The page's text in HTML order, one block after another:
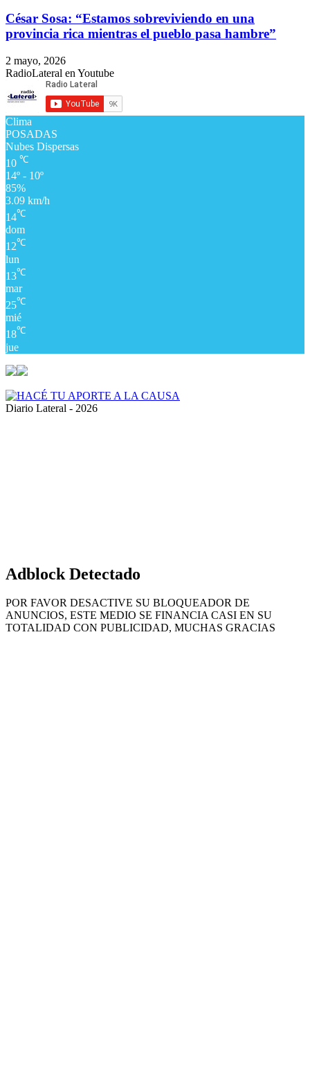
César Sosa: “Estamos sobreviviendo en una
provincia rica mientras el pueblo pasa hambre”
2 mayo, 2026
RadioLateral en Youtube
Clima
POSADAS
Nubes Dispersas
10 ℃
14º - 10º
85%
3.09 km/h
14℃
dom
12℃
lun
13℃
mar
25℃
mié
18℃
jue
Diario Lateral - 2026
Adblock Detectado
POR FAVOR DESACTIVE SU BLOQUEADOR DE
ANUNCIOS, ESTE MEDIO SE FINANCIA CASI EN SU
TOTALIDAD CON PUBLICIDAD, MUCHAS GRACIAS